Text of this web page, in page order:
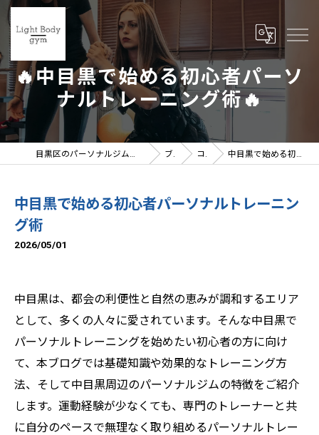
🔥中目黒で始める初心者パーソ
ナルトレーニング術🔥
目黒区のパーソナルジムならLight Body gymへ | 女性トレーナー在籍 ブログ コラム 中目黒で始める初心者パーソナルトレーニング術
中目黒で始める初心者パーソナルトレーニン
グ術
2026/05/01
中目黒は、都会の利便性と自然の恵みが調和するエリア
として、多くの人々に愛されています。そんな中目黒で
パーソナルトレーニングを始めたい初心者の方に向け
て、本ブログでは基礎知識や効果的なトレーニング方
法、そして中目黒周辺のパーソナルジムの特徴をご紹介
します。運動経験が少なくても、専門のトレーナーと共
に自分のペースで無理なく取り組めるパーソナルトレー